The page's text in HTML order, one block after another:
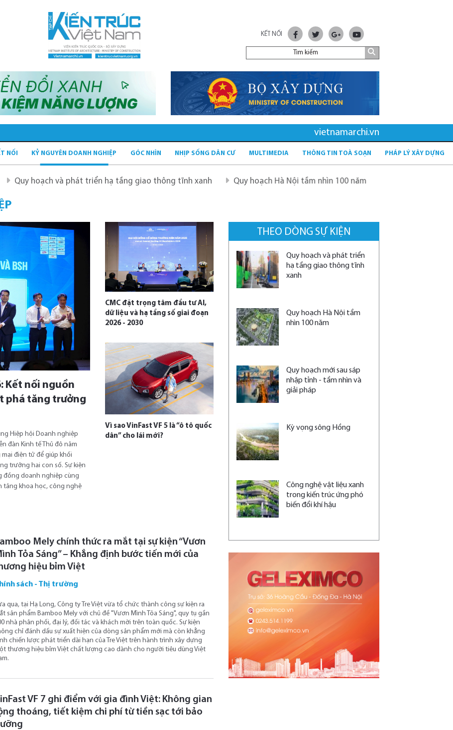
KẾT NỐI
vietnamarchi.vn
NỐI KỶ NGUYÊN DOANH NGHIỆP GÓC NHÌN NHỊP SỐNG DÂN CƯ MULTIMEDIA THÔNG TIN TOÀ SOẠN PHÁP LÝ XÂY DỰNG
và phát triển hạ tầng giao thông tĩnh xanh Quy hoạch Hà Nội tầm nhìn 100 năm Quy hoạch mới sau sáp
Kết nối nguồn
phá tăng trưởng
Hiệp hội Doanh nghiệp
đàn Kinh tế Thủ đô năm
điện tử để giúp khối
trưởng hai con số. Sự kiện
đồng doanh nghiệp cùng
tảng khoa học, công nghệ
CMC đặt trọng tâm đầu tư AI,
dữ liệu và hạ tầng số giai đoạn
2026 - 2030
Vì sao VinFast VF 5 là “ô tô quốc
dân” cho lái mới?
Mely chính thức ra mắt tại sự kiện “Vươn
Tỏa Sáng” – Khẳng định bước tiến mới của
hiệu bỉm Việt
sách - Thị trường
qua, tại Hạ Long, Công ty Tre Việt vừa tổ chức thành công sự kiện ra
sản phẩm Bamboo Mely với chủ đề "Vươn Mình Tỏa Sáng", quy tụ gần
nhà phân phối, đại lý, đối tác và khách mời trên toàn quốc. Sự kiện
chỉ đánh dấu sự xuất hiện của dòng sản phẩm mới mà còn khẳng
chiến lược phát triển dài hạn của Tre Việt trên hành trình xây dựng
thương hiệu bỉm Việt chất lượng cao dành cho người tiêu dùng Việt
VF 7 ghi điểm với gia đình Việt: Không gian
thoáng, tiết kiệm chi phí từ tiền sạc tới bảo
THEO DÒNG SỰ KIỆN
Quy hoạch và phát triển
hạ tầng giao thông tĩnh
xanh
Quy hoạch Hà Nội tầm
nhìn 100 năm
Quy hoạch mới sau sáp
nhập tỉnh - tầm nhìn và
giải pháp
Kỳ vọng sông Hồng
Công nghệ vật liệu xanh
trong kiến trúc ứng phó
biến đổi khí hậu